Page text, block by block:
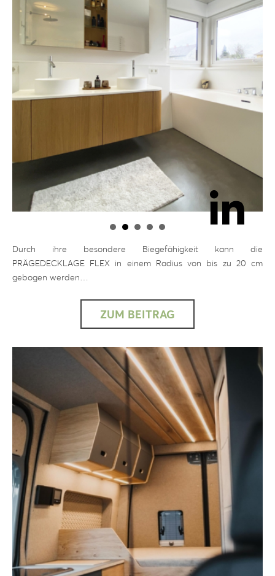
Durch ihre besondere Biegefähigkeit kann die
PRÄGEDECKLAGE FLEX in einem Radius von bis zu 20 cm
gebogen werden…
ZUM BEITRAG